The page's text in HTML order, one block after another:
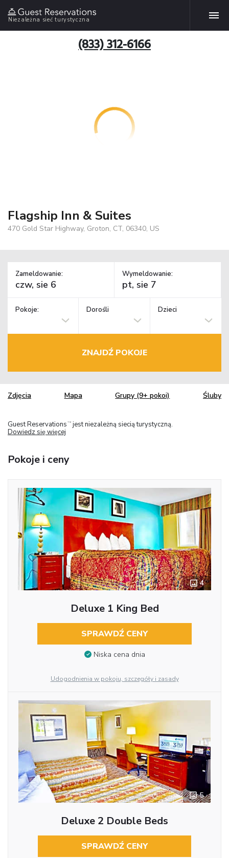
Niezależna sieć turystyczna
(833) 312-6166
Flagship Inn & Suites
470 Gold Star Highway, Groton, CT, 06340, US
Zameldowanie: Wymeldowanie:
Pokoje: Dorośli Dzieci
ZNAJDŹ POKOJE
Zdjęcia Mapa Grupy (9+ pokoi) Śluby
Guest Reservations TM jest niezależną siecią turystyczną.
Dowiedz się więcej
Pokoje i ceny
4
Deluxe 1 King Bed
SPRAWDŹ CENY
Niska cena dnia
Udogodnienia w pokoju, szczegóły i zasady
5
Deluxe 2 Double Beds
SPRAWDŹ CENY